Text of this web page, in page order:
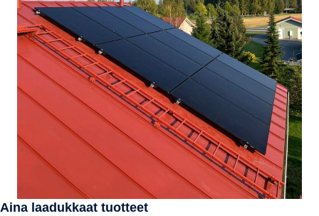
Aina laadukkaat tuotteet